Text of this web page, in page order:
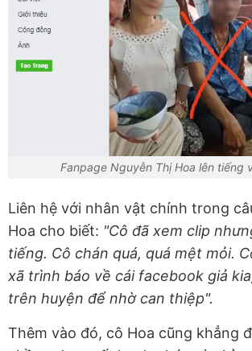
Fanpage Nguyễn Thị Hoa lên tiếng
Liên hệ với nhân vật chính trong
Hoa cho biết: "Cô đã xem clip
tiếng. Cô chán quá, quá mệt mỏi.
xã trình báo về cái facebook giả
trên huyện để nhờ can thiệp".
Thêm vào đó, cô Hoa cũng khẳng